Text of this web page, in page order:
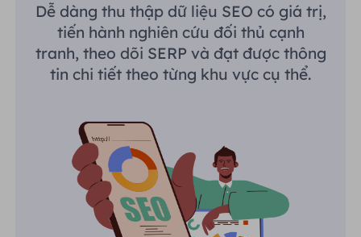
Dễ dàng thu thập dữ liệu SEO có giá trị,
tiến hành nghiên cứu đối thủ cạnh
tranh, theo dõi SERP và đạt được thông
tin chi tiết theo từng khu vực cụ thể.